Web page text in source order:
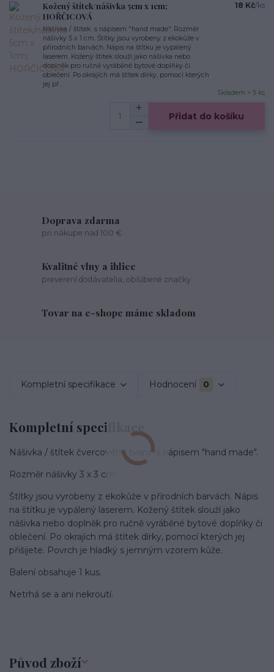
Kožený štítek/nášivka 5cm x 1cm;
HOŘČICOVÁ
Nášivka / štítek s nápisem "hand made". Rozměr
nášivky 5 x 1 cm. Štítky jsou vyrobeny z ekokůže v
přírodních barvách. Nápis na štítku je vypálený
laserem. Kožený štítek slouží jako nášivka nebo
doplněk pro ručně vyráběné bytové doplňky či
oblečení. Po okrajích má štítek dírky, pomocí kterých
jej př...
18 Kč/ks
Skladem > 5 ks
Přidat do košíku
Doprava zdarma
pri nákupe nad 100 €
Kvalitné vlny a ihlice
preverení dodávatelia, obľúbené značky
Tovar na e-shope máme skladom
Kompletní specifikace Hodnocení 0
Kompletní specifikace
Nášivka / štítek čvercového tvaru s nápisem "hand made".
Rozměr nášivky 3 x 3 cm.
Štítky jsou vyrobeny z ekokůže v přírodních barvách. Nápis
na štítku je vypálený laserem. Kožený štítek slouží jako
nášivka nebo doplněk pro ručně vyráběné bytové doplňky či
oblečení. Po okrajích má štítek dírky, pomocí kterých jej
přišijete. Povrch je hladký s jemným vzorem kůže.
Balení obsahuje 1 kus.
Netrhá se a ani nekroutí.
Původ zboží